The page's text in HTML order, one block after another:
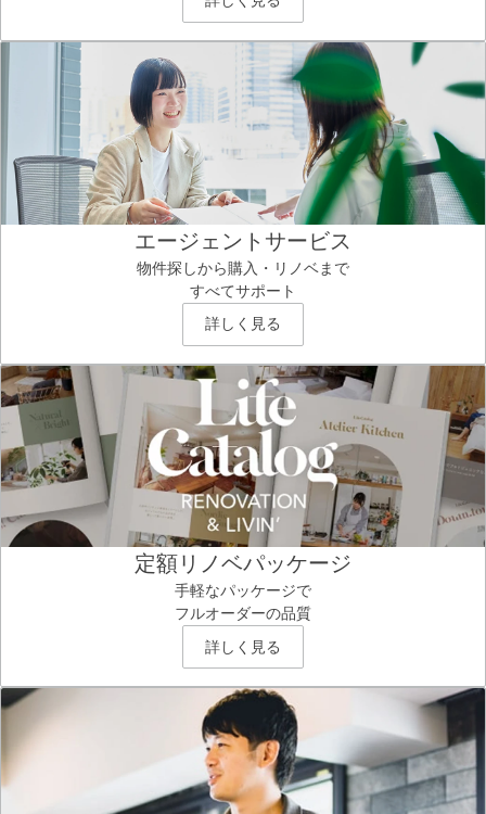
エージェントサービス
物件探しから購入・リノベまで
すべてサポート
詳しく見る
定額リノベパッケージ
手軽なパッケージで
フルオーダーの品質
詳しく見る